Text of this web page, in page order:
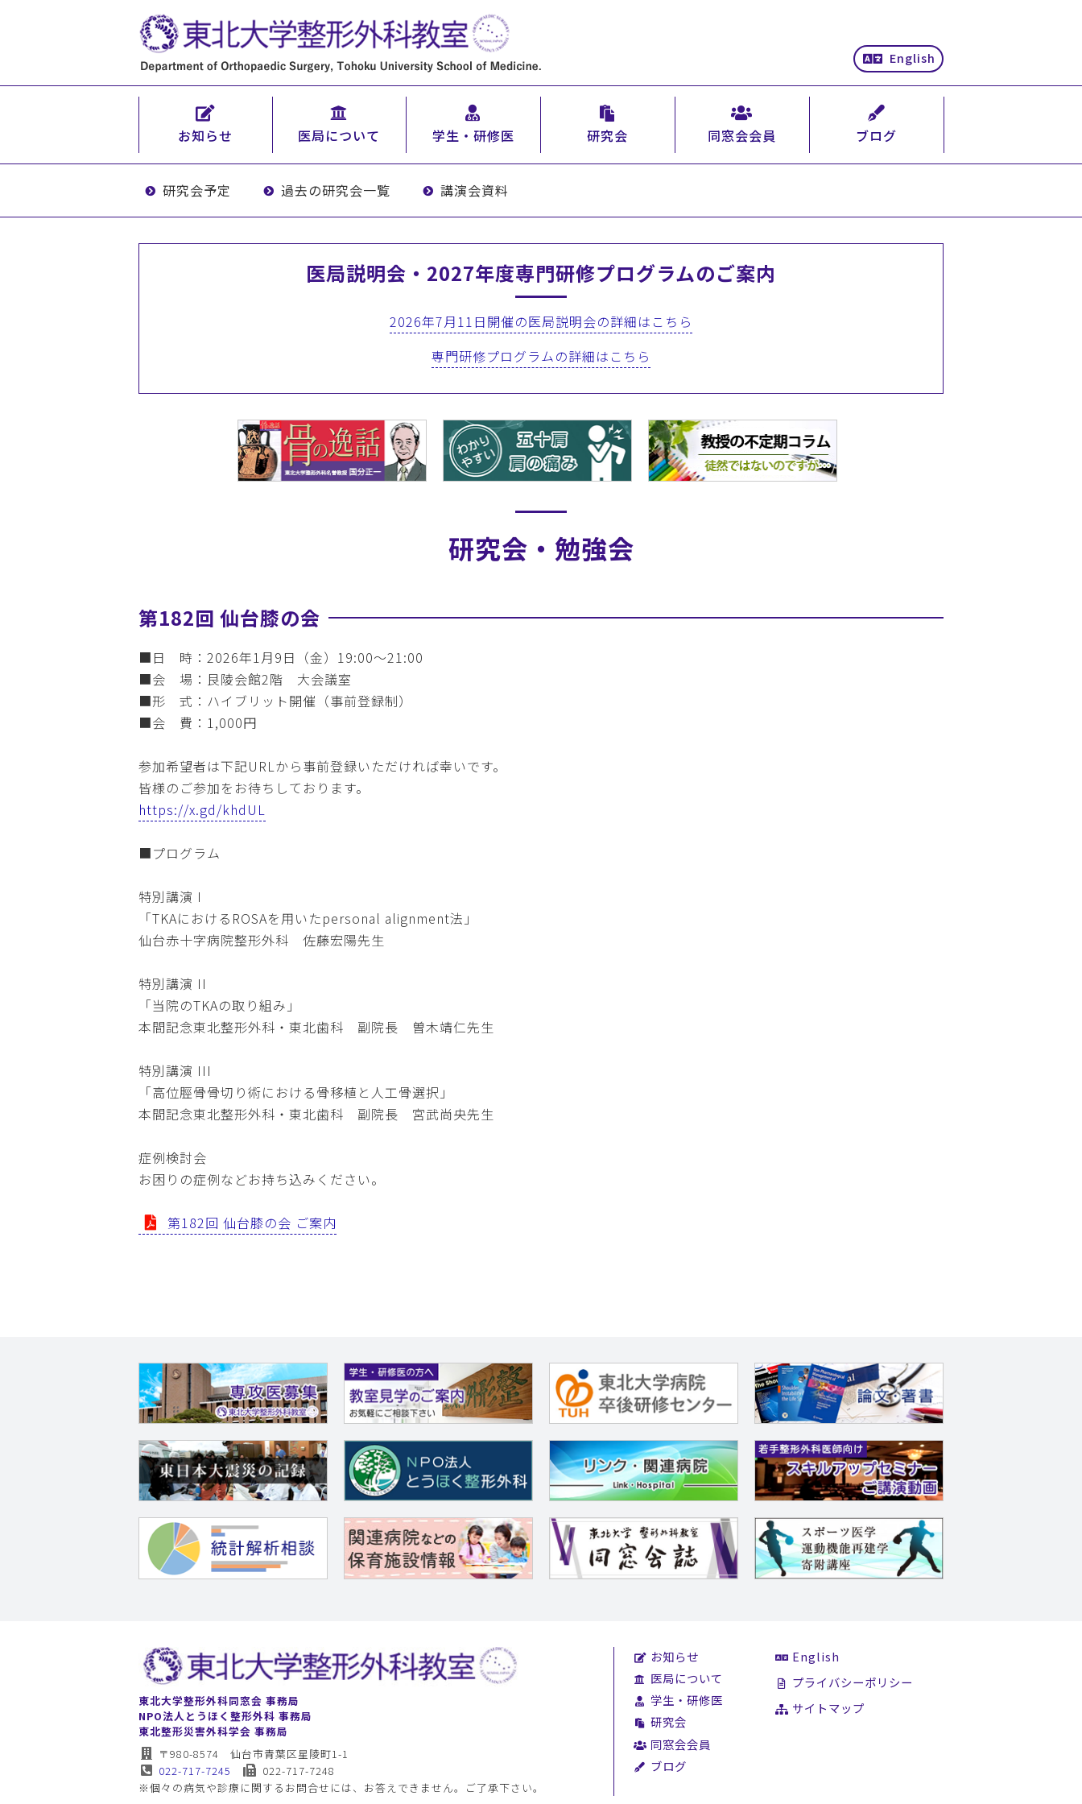
English
お知らせ 医局について 学生・研修医 研究会 同窓会会員 ブログ
研究会予定 過去の研究会一覧 講演会資料
医局説明会・2027年度専門研修プログラムのご案内
2026年7月11日開催の医局説明会の詳細はこちら
専門研修プログラムの詳細はこちら
研究会・勉強会
第182回 仙台膝の会
■日 時：2026年1月9日（金）19:00～21:00
■会 場：艮陵会館2階 大会議室
■形 式：ハイブリット開催（事前登録制）
■会 費：1,000円
参加希望者は下記URLから事前登録いただければ幸いです。
皆様のご参加をお待ちしております。
https://x.gd/khdUL
■プログラム
特別講演 I
「TKAにおけるROSAを用いたpersonal alignment法」
仙台赤十字病院整形外科 佐藤宏陽先生
特別講演 II
「当院のTKAの取り組み」
本間記念東北整形外科・東北歯科 副院長 曽木靖仁先生
特別講演 III
「高位脛骨骨切り術における骨移植と人工骨選択」
本間記念東北整形外科・東北歯科 副院長 宮武尚央先生
症例検討会
お困りの症例などお持ち込みください。
第182回 仙台膝の会 ご案内
東北大学整形外科同窓会 事務局
NPO法人とうほく整形外科 事務局
東北整形災害外科学会 事務局
〒980-8574 仙台市青葉区星陵町1-1
022-717-7245
022-717-7248
※個々の病気や診療に関するお問合せには、お答えできません。ご了承下さい。
お知らせ
医局について
学生・研修医
研究会
同窓会会員
ブログ
English
プライバシーポリシー
サイトマップ